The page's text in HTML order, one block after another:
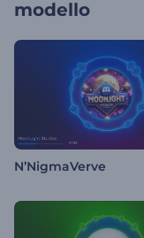
modello
N’NigmaVerve